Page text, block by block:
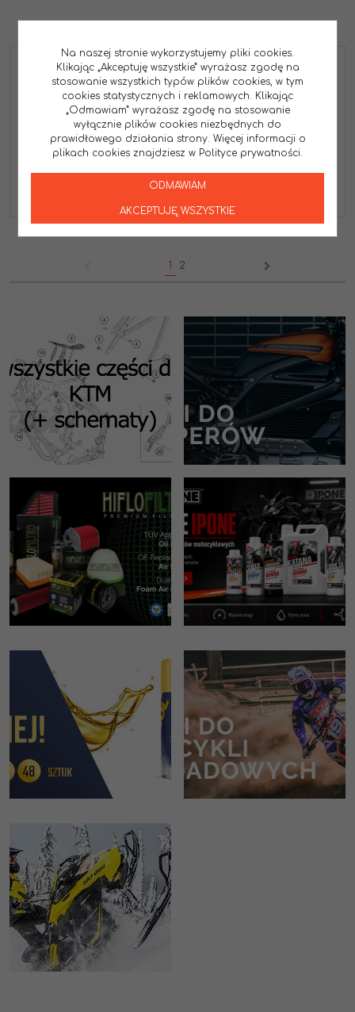
UFO 2026/05 OSŁONY
CHŁODNICY HONDA CRF
110F '19-26, CRF 125 '25-'27
KOLOR RÓŻOWY FLUO
159.90 PLN
UFO 2026/05 OSŁONY
CHŁODNICY HONDA CRF
110F '19-26, CRF 125 '25-'27
KOLOR SZARY
HO05634090
159.90PLN
1 2
Na naszej stronie wykorzystujemy pliki cookies.
Klikając „Akceptuję wszystkie” wyrażasz zgodę na
stosowanie wszystkich typów plików cookies, w tym
cookies statystycznych i reklamowych. Klikając
„Odmawiam” wyrażasz zgodę na stosowanie
wyłącznie plików cookies niezbędnych do
prawidłowego działania strony. Więcej informacji o
plikach cookies znajdziesz w Polityce prywatności.
ODMAWIAM
AKCEPTUJĘ WSZYSTKIE